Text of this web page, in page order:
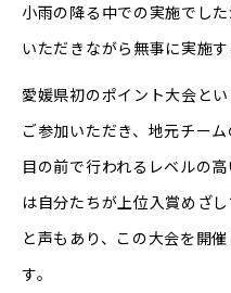
小雨の降る中での実施でし
いただきながら無事に実施す
愛媛県初のポイント大会と
ご参加いただき、地元チー
目の前で行われるレベルの
は自分たちが上位入賞めざ
と声もあり、この大会を開
す。